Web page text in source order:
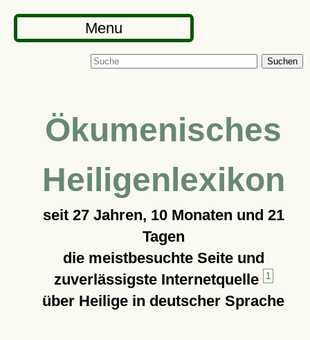
Menu
Suchen
Ökumenisches
Heiligenlexikon
seit 27 Jahren, 10 Monaten und 21
Tagen
die meistbesuchte Seite und
zuverlässigste Internetquelle
1
über Heilige in deutscher Sprache